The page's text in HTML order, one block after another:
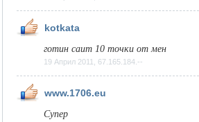
kotkata
готин саит 10 точки от мен
19 Април 2011, 67.165.184.--
www.1706.eu
Супер